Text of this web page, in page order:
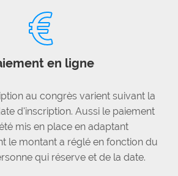
en ligne
au congrès varient suivant la
d'inscription. Aussi le paiement
mis en place en adaptant
le montant a réglé en fonction du
qui réserve et de la date.